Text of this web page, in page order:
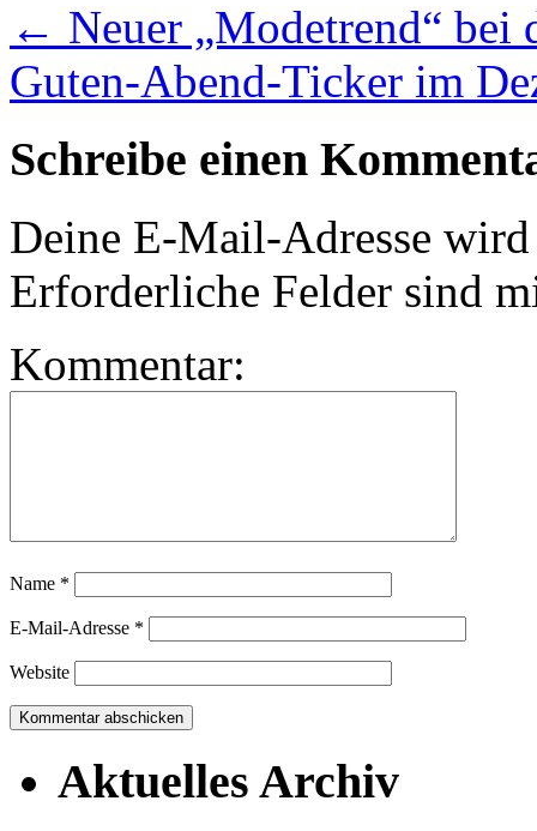
← Neuer „Modetrend“ bei
Guten-Abend-Ticker im
Schreibe einen
Deine E-Mail-Adresse
Erforderliche Felder sind
Kommentar:
Name *
E-Mail-Adresse *
Website
Aktuelles Archiv